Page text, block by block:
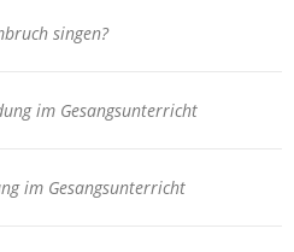
singen?
im Gesangsunterricht
im Gesangsunterricht